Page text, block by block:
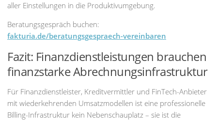
aller Einstellungen in die Produktivumgebung.
Beratungsgespräch buchen:
fakturia.de/beratungsgespraech-vereinbaren
Fazit: Finanzdienstleistungen brauchen
finanzstarke Abrechnungsinfrastruktur
Für Finanzdienstleister, Kreditvermittler und FinTech-Anbieter
mit wiederkehrenden Umsatzmodellen ist eine professionelle
Billing-Infrastruktur kein Nebenschauplatz – sie ist die